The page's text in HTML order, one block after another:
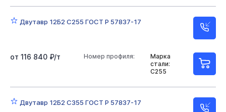
Двутавр 12Б2 С255 ГОСТ Р 57837-17
Марка
стали:
С255
Номер профиля:
от 116 840 ₽/т
Двутавр 12Б2 С355 ГОСТ Р 57837-17